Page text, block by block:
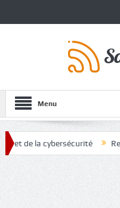
Menu
cybersécurité Relations